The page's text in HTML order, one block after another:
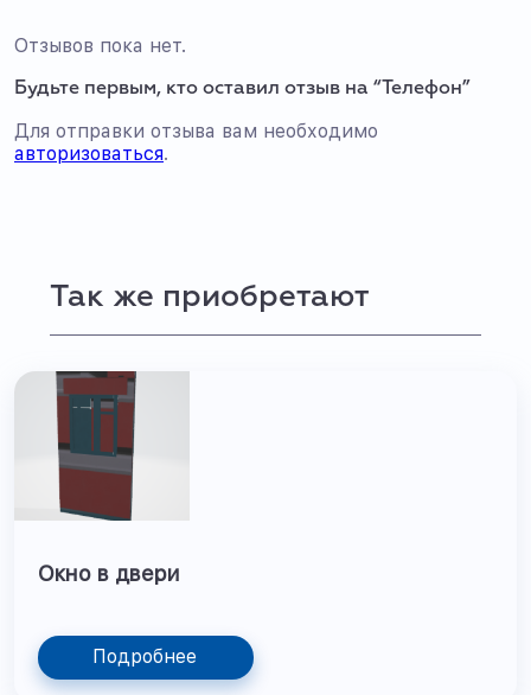
Отзывов пока нет.
Будьте первым, кто оставил отзыв на “Телефон”
Для отправки отзыва вам необходимо
авторизоваться.
Так же приобретают
Окно в двери
Подробнее